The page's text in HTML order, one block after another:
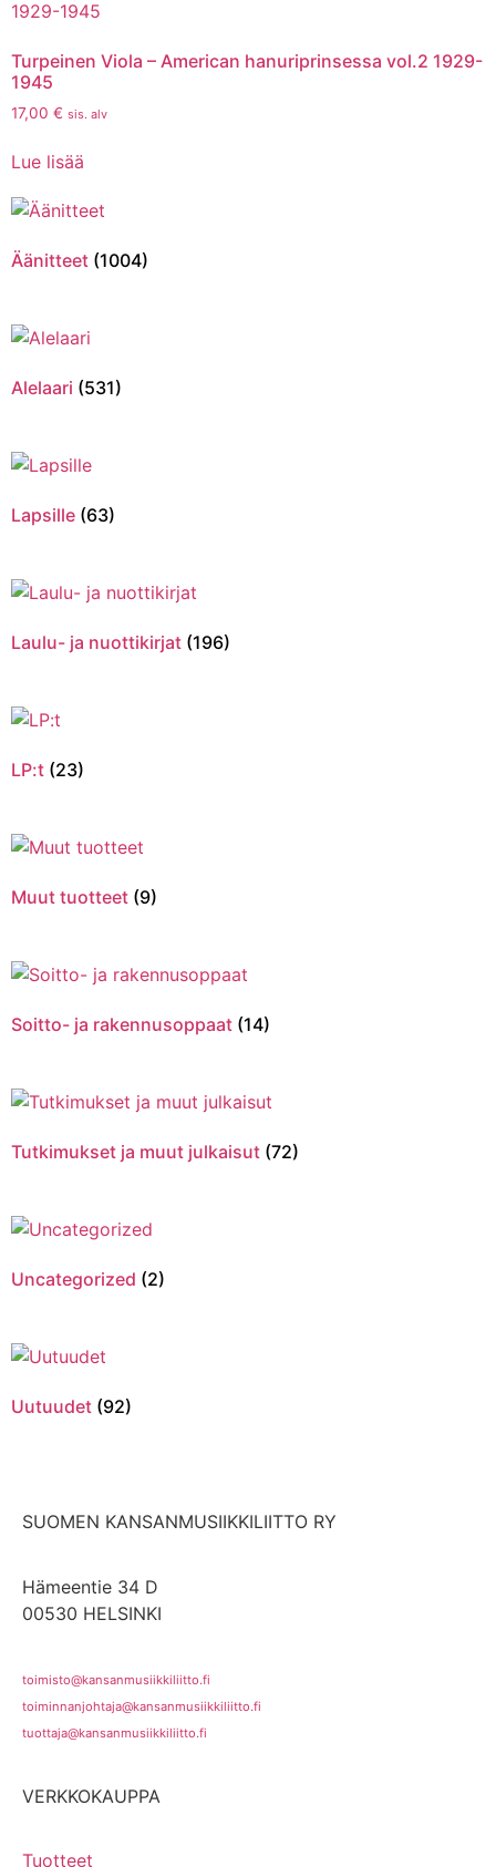
Turpeinen Viola – American hanuriprinsessa vol.2 1929-
1945
17,00 € sis. alv
Lue lisää
Äänitteet (1004)
Alelaari (531)
Lapsille (63)
Laulu- ja nuottikirjat (196)
LP:t (23)
Muut tuotteet (9)
Soitto- ja rakennusoppaat (14)
Tutkimukset ja muut julkaisut (72)
Uncategorized (2)
Uutuudet (92)
SUOMEN KANSANMUSIIKKILIITTO RY
Hämeentie 34 D
00530 HELSINKI
toimisto@kansanmusiikkiliitto.fi
toiminnanjohtaja@kansanmusiikkiliitto.fi
tuottaja@kansanmusiikkiliitto.fi
VERKKOKAUPPA
Tuotteet